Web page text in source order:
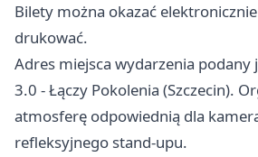
Bilety można okazać
drukować.
Adres miejsca wydarzenia podany
3.0 - Łączy Pokolenia (Szczecin).
atmosferę odpowiednią dla
refleksyjnego stand‑upu.